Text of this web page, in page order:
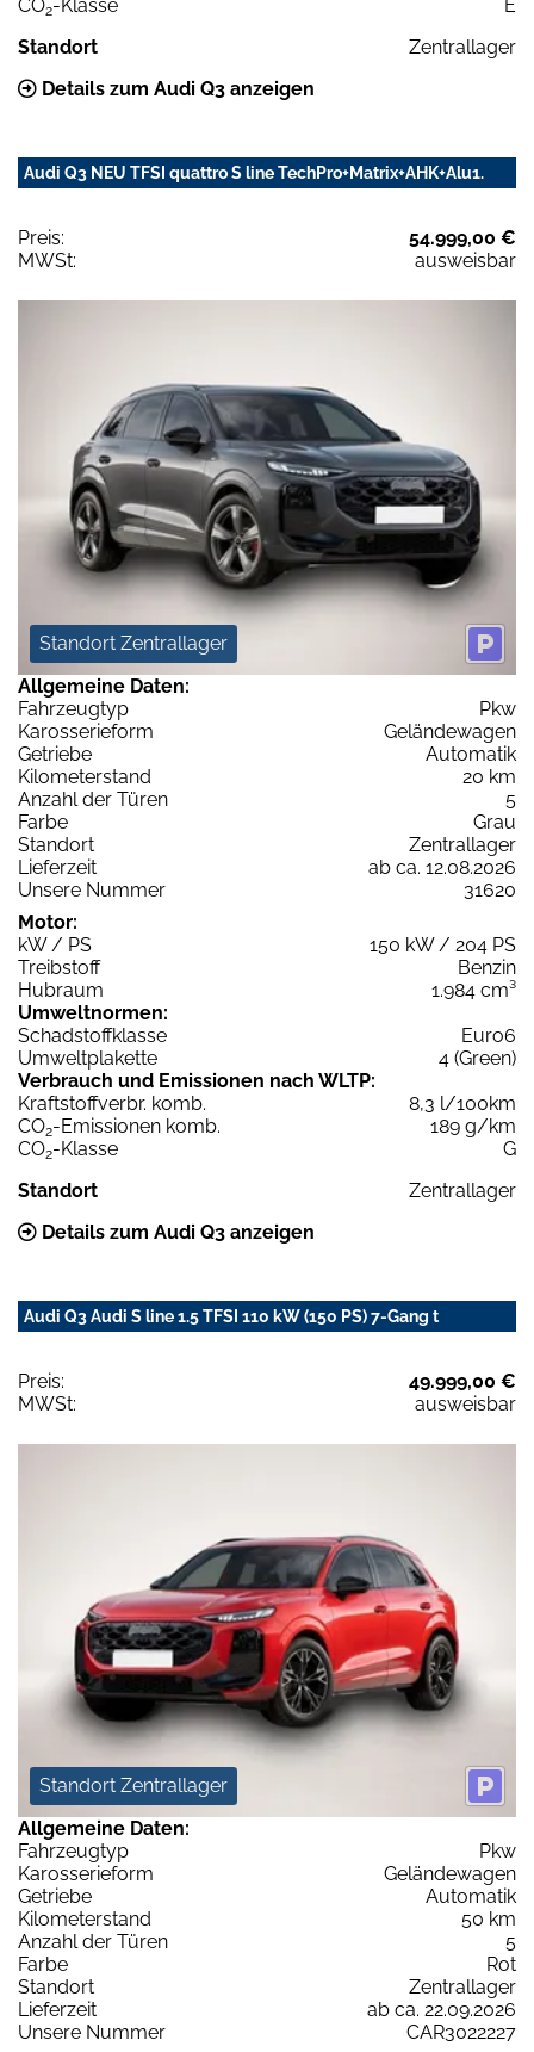
CO2-Klasse
E
Standort
Zentrallager
Details zum Audi Q3 anzeigen
Audi Q3 NEU TFSI quattro S line TechPro+Matrix+AHK+Alu1.
Preis:
54.999,00 €
MWSt:
ausweisbar
Standort Zentrallager
Allgemeine Daten:
Fahrzeugtyp
Pkw
Karosserieform
Geländewagen
Getriebe
Automatik
Kilometerstand
20 km
Anzahl der Türen
5
Farbe
Grau
Standort
Zentrallager
Lieferzeit
ab ca. 12.08.2026
Unsere Nummer
31620
Motor:
kW / PS
150 kW / 204 PS
Treibstoff
Benzin
Hubraum
1.984 cm³
Umweltnormen:
Schadstoffklasse
Euro6
Umweltplakette
4 (Green)
Verbrauch und Emissionen nach WLTP:
Kraftstoffverbr. komb.
8,3 l/100km
CO2-Emissionen komb.
189 g/km
CO2-Klasse
G
Standort
Zentrallager
Details zum Audi Q3 anzeigen
Audi Q3 Audi S line 1.5 TFSI 110 kW (150 PS) 7-Gang t
Preis:
49.999,00 €
MWSt:
ausweisbar
Standort Zentrallager
Allgemeine Daten:
Fahrzeugtyp
Pkw
Karosserieform
Geländewagen
Getriebe
Automatik
Kilometerstand
50 km
Anzahl der Türen
5
Farbe
Rot
Standort
Zentrallager
Lieferzeit
ab ca. 22.09.2026
Unsere Nummer
CAR3022227